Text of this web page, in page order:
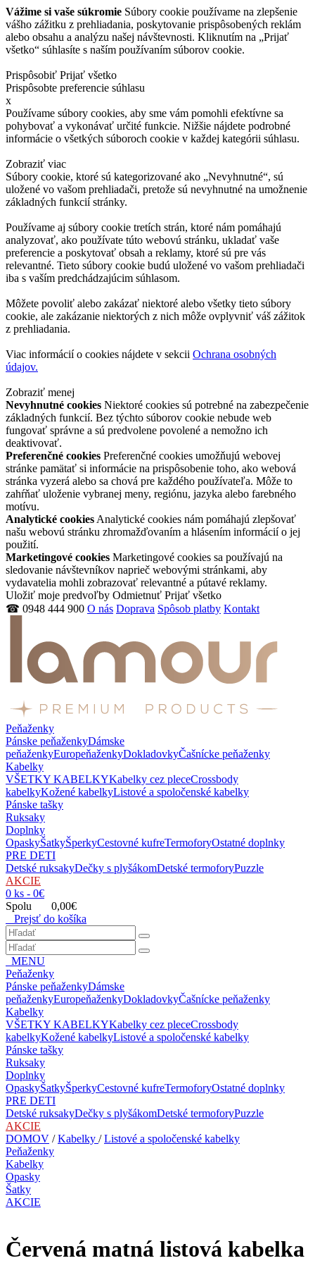
Vážime si vaše súkromie Súbory cookie používame na zlepšenie
vášho zážitku z prehliadania, poskytovanie prispôsobených reklám
alebo obsahu a analýzu našej návštevnosti. Kliknutím na „Prijať
všetko“ súhlasíte s naším používaním súborov cookie.
Prispôsobiť Prijať všetko
Prispôsobte preferencie súhlasu
x
Používame súbory cookies, aby sme vám pomohli efektívne sa
pohybovať a vykonávať určité funkcie. Nižšie nájdete podrobné
informácie o všetkých súboroch cookie v každej kategórii súhlasu.
Zobraziť viac
Súbory cookie, ktoré sú kategorizované ako „Nevyhnutné“, sú
uložené vo vašom prehliadači, pretože sú nevyhnutné na umožnenie
základných funkcií stránky.
Používame aj súbory cookie tretích strán, ktoré nám pomáhajú
analyzovať, ako používate túto webovú stránku, ukladať vaše
preferencie a poskytovať obsah a reklamy, ktoré sú pre vás
relevantné. Tieto súbory cookie budú uložené vo vašom prehliadači
iba s vaším predchádzajúcim súhlasom.
Môžete povoliť alebo zakázať niektoré alebo všetky tieto súbory
cookie, ale zakázanie niektorých z nich môže ovplyvniť váš zážitok
z prehliadania.
Viac informácií o cookies nájdete v sekcii Ochrana osobných
údajov.
Zobraziť menej
Nevyhnutné cookies Niektoré cookies sú potrebné na zabezpečenie
základných funkcií. Bez týchto súborov cookie nebude web
fungovať správne a sú predvolene povolené a nemožno ich
deaktivovať.
Preferenčné cookies Preferenčné cookies umožňujú webovej
stránke pamätať si informácie na prispôsobenie toho, ako webová
stránka vyzerá alebo sa chová pre každého používateľa. Môže to
zahŕňať uloženie vybranej meny, regiónu, jazyka alebo farebného
motívu.
Analytické cookies Analytické cookies nám pomáhajú zlepšovať
našu webovú stránku zhromažďovaním a hlásením informácií o jej
použití.
Marketingové cookies Marketingové cookies sa používajú na
sledovanie návštevníkov naprieč webovými stránkami, aby
vydavatelia mohli zobrazovať relevantné a pútavé reklamy.
Uložiť moje predvoľby Odmietnuť Prijať všetko
☎ 0948 444 900 O nás Doprava Spôsob platby Kontakt
Peňaženky
Pánske peňaženkyDámske
peňaženkyEuropeňaženkyDokladovkyČašnícke peňaženky
Kabelky
VŠETKY KABELKYKabelky cez pleceCrossbody
kabelkyKožené kabelkyListové a spoločenské kabelky
Pánske tašky
Ruksaky
Doplnky
OpaskyŠatkyŠperkyCestovné kufreTermoforyOstatné doplnky
PRE DETI
Detské ruksakyDečky s plyšákomDetské termoforyPuzzle
AKCIE
0 ks - 0€
Spolu 0,00€
Prejsť do košíka
MENU
Peňaženky
Pánske peňaženkyDámske
peňaženkyEuropeňaženkyDokladovkyČašnícke peňaženky
Kabelky
VŠETKY KABELKYKabelky cez pleceCrossbody
kabelkyKožené kabelkyListové a spoločenské kabelky
Pánske tašky
Ruksaky
Doplnky
OpaskyŠatkyŠperkyCestovné kufreTermoforyOstatné doplnky
PRE DETI
Detské ruksakyDečky s plyšákomDetské termoforyPuzzle
AKCIE
DOMOV /Kabelky /Listové a spoločenské kabelky
Peňaženky
Kabelky
Opasky
Šatky
AKCIE
Červená matná listová kabelka